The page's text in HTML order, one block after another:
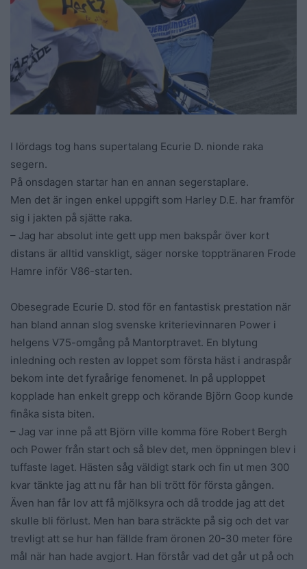
I lördags tog hans supertalang Ecurie D. nionde raka
segern.
På onsdagen startar han en annan segerstaplare.
Men det är ingen enkel uppgift som Harley D.E. har framför
sig i jakten på sjätte raka.
– Jag har absolut inte gett upp men bakspår över kort
distans är alltid vanskligt, säger norske topptränaren Frode
Hamre inför V86-starten.
Obesegrade Ecurie D. stod för en fantastisk prestation när
han bland annan slog svenske kriterievinnaren Power i
helgens V75-omgång på Mantorptravet. En blytung
inledning och resten av loppet som första häst i andraspår
bekom inte det fyraårige fenomenet. In på upploppet
kopplade han enkelt grepp och körande Björn Goop kunde
finåka sista biten.
– Jag var inne på att Björn ville komma före Robert Bergh
och Power från start och så blev det, men öppningen blev i
tuffaste laget. Hästen såg väldigt stark och fin ut men 300
kvar tänkte jag att nu får han bli trött för första gången.
Även han får lov att få mjölksyra och då trodde jag att det
skulle bli förlust. Men han bara sträckte på sig och det var
trevligt att se hur han fällde fram öronen 20-30 meter före
mål när han hade avgjort. Han förstår vad det går ut på och